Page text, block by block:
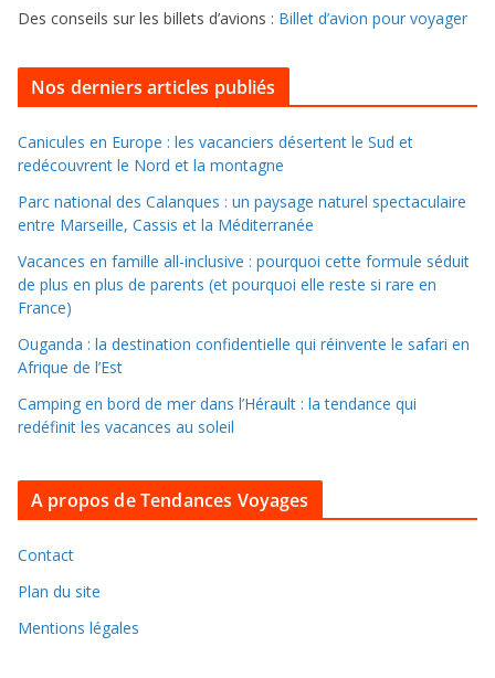
s
o
l
l
e
r
d
n
s
e
a
i
v
e
Des conseils sur les billets d’avions : Billet d’avion pour voyager
Nos derniers articles publiés
Canicules en Europe : les vacanciers désertent le Sud et
redécouvrent le Nord et la montagne
Parc national des Calanques : un paysage naturel spectaculaire
entre Marseille, Cassis et la Méditerranée
Vacances en famille all-inclusive : pourquoi cette formule séduit
de plus en plus de parents (et pourquoi elle reste si rare en
France)
Ouganda : la destination confidentielle qui réinvente le safari en
Afrique de l’Est
Camping en bord de mer dans l’Hérault : la tendance qui
redéfinit les vacances au soleil
A propos de Tendances Voyages
Contact
Plan du site
Mentions légales